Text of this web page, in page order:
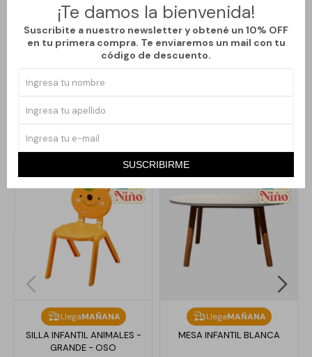
¡Te damos la bienvenida!
Suscribite a nuestro newsletter y obtené un 10% OFF
en tu primera compra. Te enviaremos un mail con tu
código de descuento.
SUSCRIBIRME
y liviano, se adapta perfectamente a sus necesidades, ya sea
para comer, jugar, dibujar o realizar actividades diarias.
Su tamaño ideal y sus colores atractivos la convierten en un
Productos que te pueden interesar
LlegaMAÑANA
SILLA INFANTIL ANIMALES -
GRANDE - OSO
LlegaMAÑANA
MESA INFANTIL BLANCA